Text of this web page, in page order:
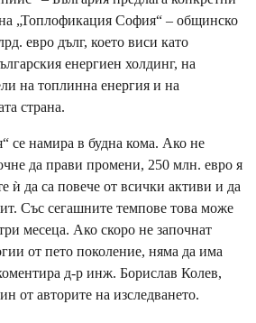
„Топлофикация София“ – общинско
евро дълг, което виси като
енергиен холдинг, на
на топлинна енергия и на
страна.
се намира в будна кома. Ако не
да прави промени, 250 млн. евро я
ѝ да са повече от всички активи и да
Със сегашните темпове това може
месеца. Ако скоро не започнат
от пето поколение, няма да има
д-р инж. Борислав Колев,
от авторите на изследването.